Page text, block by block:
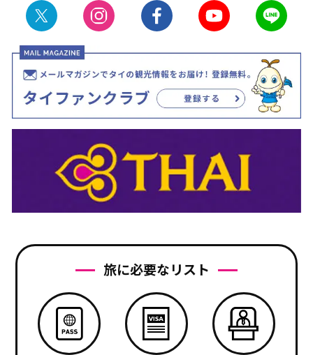
旅に必要なリスト